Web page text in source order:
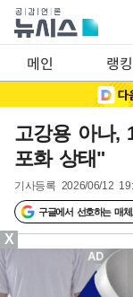
메인 랭킹
고강용 아나,
포화 상태"
기사등록 2026/06/12
구글에서 선호하는 매
X